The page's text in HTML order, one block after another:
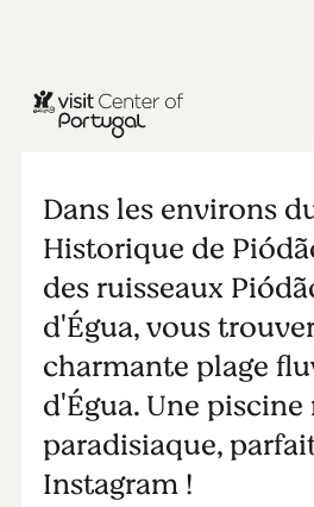
NATURE & PLEIN AIR
Plage
de Foz
Dans les environs
Historique de
des ruisseaux
d'Égua, vous
charmante plage
d'Égua. Une
paradisiaque,
Instagram !